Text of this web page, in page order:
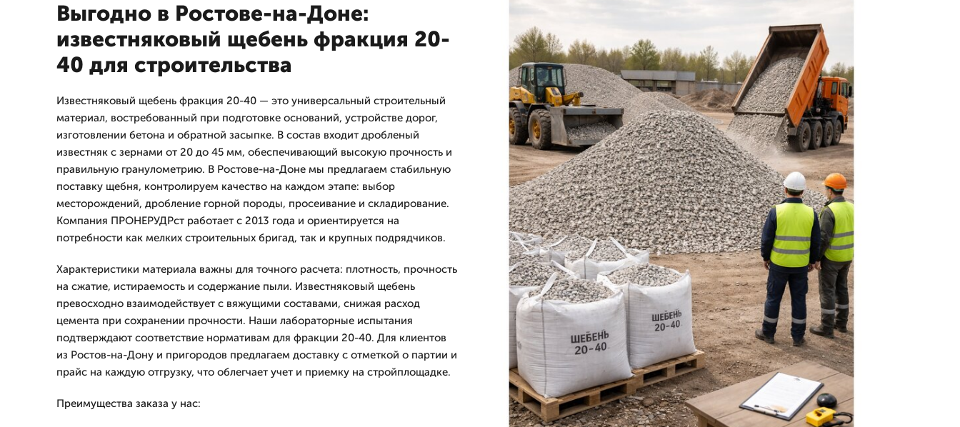
Выгодно в Ростове-на-Доне:
известняковый щебень фракция 20-
40 для строительства
Известняковый щебень фракция 20-40 — это универсальный строительный
материал, востребованный при подготовке оснований, устройстве дорог,
изготовлении бетона и обратной засыпке. В состав входит дробленый
известняк с зернами от 20 до 45 мм, обеспечивающий высокую прочность и
правильную гранулометрию. В Ростове-на-Доне мы предлагаем стабильную
поставку щебня, контролируем качество на каждом этапе: выбор
месторождений, дробление горной породы, просеивание и складирование.
Компания ПРОНЕРУДРст работает с 2013 года и ориентируется на
потребности как мелких строительных бригад, так и крупных подрядчиков.
Характеристики материала важны для точного расчета: плотность, прочность
на сжатие, истираемость и содержание пыли. Известняковый щебень
превосходно взаимодействует с вяжущими составами, снижая расход
цемента при сохранении прочности. Наши лабораторные испытания
подтверждают соответствие нормативам для фракции 20-40. Для клиентов
из Ростов-на-Дону и пригородов предлагаем доставку с отметкой о партии и
прайс на каждую отгрузку, что облегчает учет и приемку на стройплощадке.
Преимущества заказа у нас: